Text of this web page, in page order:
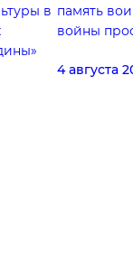
в память
войны
4 августа